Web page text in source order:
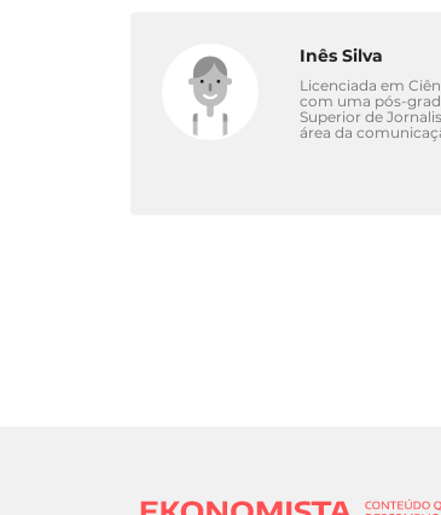
Inês Silva
Licenciada em
com uma pós-
Superior de
área da